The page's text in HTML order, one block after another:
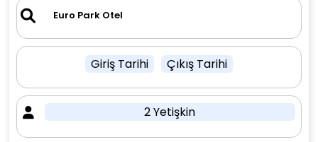
Giriş Tarihi Çıkış Tarihi
2 Yetişkin